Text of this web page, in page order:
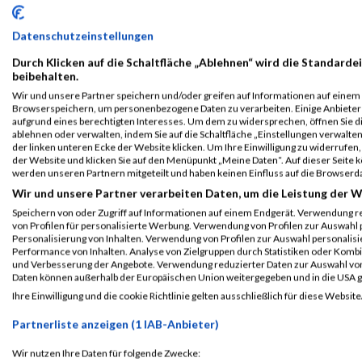
Dirtrun 8KM
Raiffeisen Businesslauf Graz
Lauf - 3er Teams
5082 Manuel
2021
Veranstaltung Stnr First Name Last
Raiffeisen Businesslauf Graz
3er-Team LAUF
3233 Manuel Gaberscik
Legende:
GPos = Geschlechter Position, KPos = Kategorie Position, TPos
Datenschutzeinstellungen
Durch Klicken auf die Schaltfläche „Ablehnen“ wird die
beibehalten.
Wir und unsere Partner speichern und/oder greifen auf Informationen auf einem
Browserspeichern, um personenbezogene Daten zu verarbeiten. Einige
aufgrund eines berechtigten Interesses. Um dem zu widersprechen, öffnen Sie
ablehnen oder verwalten, indem Sie auf die Schaltfläche „Einstellungen
der linken unteren Ecke der Website klicken. Um Ihre Einwilligung zu
der Website und klicken Sie auf den Menüpunkt „Meine Daten“. Auf dieser
werden unseren Partnern mitgeteilt und haben keinen Einfluss auf die
Wir und unsere Partner verarbeiten Daten, um die Leistung der
Speichern von oder Zugriff auf Informationen auf einem Endgerät. Verwendung
von Profilen für personalisierte Werbung. Verwendung von Profilen zur
Personalisierung von Inhalten. Verwendung von Profilen zur Auswahl
Performance von Inhalten. Analyse von Zielgruppen durch Statistiken oder
und Verbesserung der Angebote. Verwendung reduzierter Daten zur Auswahl
Daten können außerhalb der Europäischen Union weitergegeben und in die USA
Ihre Einwilligung und die cookie Richtlinie gelten ausschließlich für diese
Partnerliste anzeigen (1 IAB-Anbieter)
Wir nutzen Ihre Daten für folgende Zwecke: